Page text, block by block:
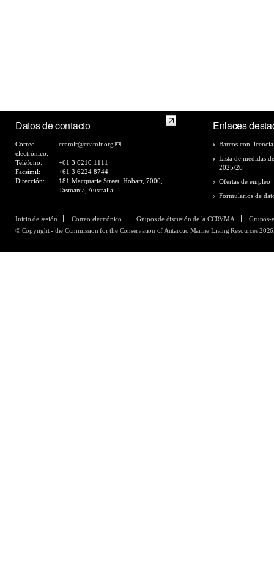
Datos de contacto
Correo
electrónico:
ccamlr@ccamlr.org
Teléfono:
+61 3 6210 1111
Facsímil:
+61 3 6224 8744
Dirección:
181 Macquarie Street, Hobart, 7000,
Tasmania, Australia
Enlaces
Barcos con
Lista de medidas
2025/26
Ofertas de empleo
Formularios de
Inicio de sesión Correo electrónico Grupos de discusión de la CCRVMA
Grupos-
© Copyright - the Commission for the Conservation of Antarctic Marine Living Resources